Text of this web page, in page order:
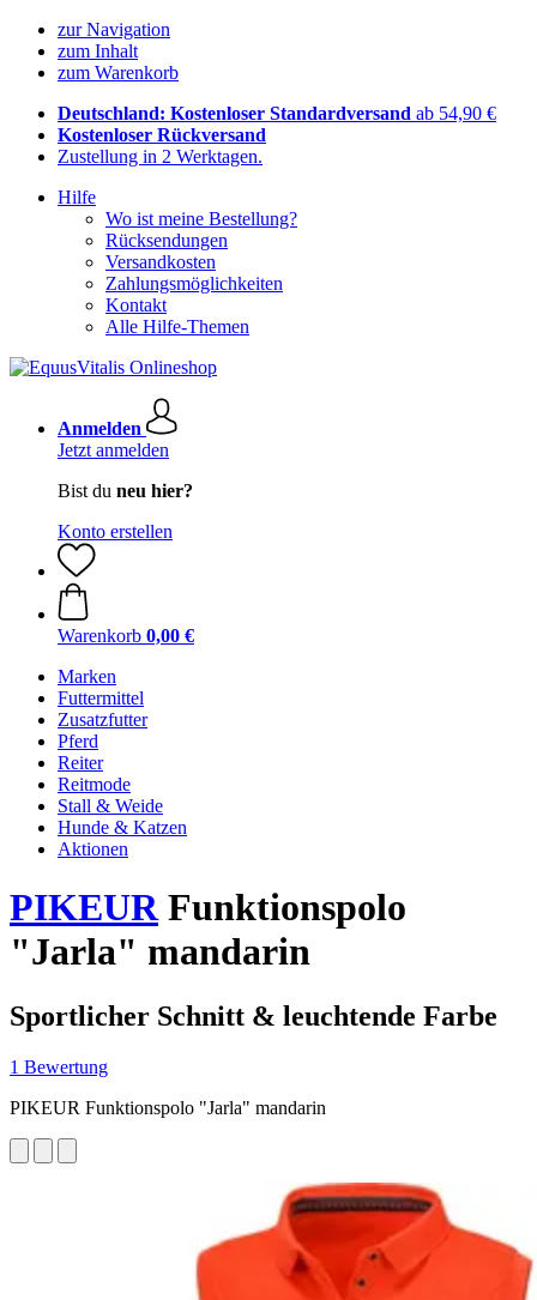
zur Navigation
zum Inhalt
zum Warenkorb
Deutschland: Kostenloser Standardversand ab 54,90 €
Kostenloser Rückversand
Zustellung in 2 Werktagen.
Hilfe
Wo ist meine Bestellung?
Rücksendungen
Versandkosten
Zahlungsmöglichkeiten
Kontakt
Alle Hilfe-Themen
Anmelden
Jetzt anmelden
Bist du neu hier?
Konto erstellen
Warenkorb 0,00 €
Marken
Futtermittel
Zusatzfutter
Pferd
Reiter
Reitmode
Stall & Weide
Hunde & Katzen
Aktionen
PIKEURFunktionspolo
"Jarla" mandarin
Sportlicher Schnitt & leuchtende Farbe
1 Bewertung
PIKEUR Funktionspolo "Jarla" mandarin